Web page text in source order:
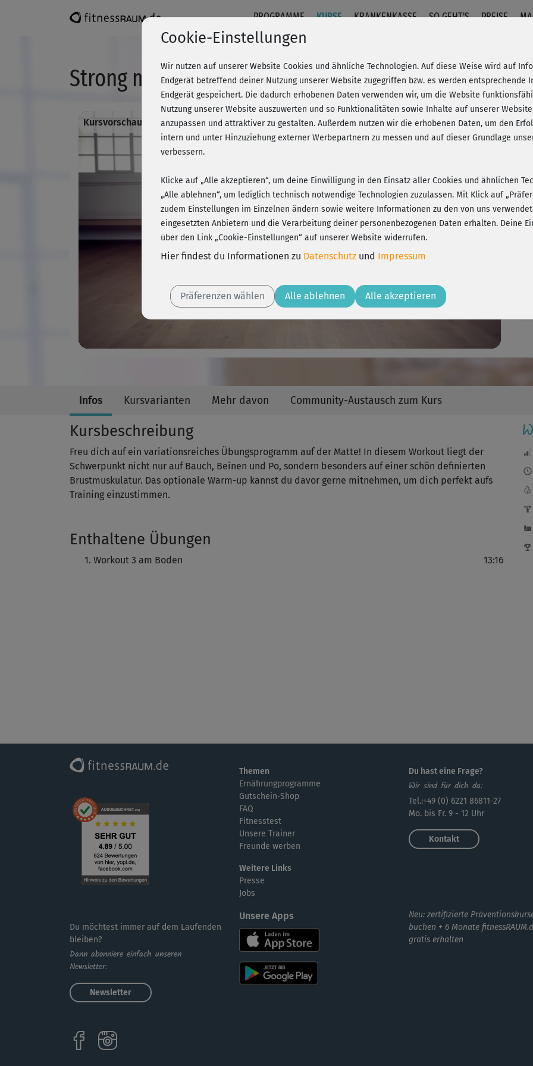
PROGRAMME KURSE KRANKENKASSE SO GEHT'S PREISE
Strong me - Brust & BBP am Boden
Play
Video
Kursvorschau - Anmelden und alles trainieren! 20% Rabatt + Wunsch-Goodie
👍
L
E
🙂
Infos Kursvarianten Mehr davon Community-Austausch zum Kurs
Kursbeschreibung
Freu dich auf ein variationsreiches Übungsprogramm auf der Matte! In diesem Workout liegt der
Schwerpunkt nicht nur auf Bauch, Beinen und Po, sondern besonders auf einer schön definierten
Brustmuskulatur. Das optionale Warm-up kannst du davor gerne mitnehmen, um dich perfekt aufs
Training einzustimmen.
Enthaltene Übungen
Workout 3 am Boden 13:16
Du möchtest immer auf dem Laufenden
bleiben?
Dann abonniere einfach unseren
Newsletter:
Newsletter
Themen
Ernährungprogramme
Gutschein-Shop
FAQ
Fitnesstest
Unsere Trainer
Freunde werben
Weitere Links
Presse
Jobs
Unsere Apps
Du hast eine Frage?
Wir sind für dich da:
Tel.:+49 (0) 6221 86811-27
Mo. bis Fr. 9 - 12 Uhr
Kontakt
Neu: zertifizierte
buchen + 6 Monate
gratis erhalten
Cookie-Einstellungen
Wir nutzen auf unserer Website Cookies und ähnliche Technologien. Auf diese Weise wird auf
Endgerät betreffend deiner Nutzung unserer Website zugegriffen bzw. es werden entsprechende
Endgerät gespeichert. Die dadurch erhobenen Daten verwenden wir, um die Website
Nutzung unserer Website auszuwerten und so Funktionalitäten sowie Inhalte auf unserer
anzupassen und attraktiver zu gestalten. Außerdem nutzen wir die erhobenen Daten, um den
intern und unter Hinzuziehung externer Werbepartnern zu messen und auf dieser Grundlage
verbessern.
Klicke auf „Alle akzeptieren“, um deine Einwilligung in den Einsatz aller Cookies und ähnlichen
„Alle ablehnen“, um lediglich technisch notwendige Technologien zuzulassen. Mit Klick auf
zudem Einstellungen im Einzelnen ändern sowie weitere Informationen zu den von uns
eingesetzten Anbietern und die Verarbeitung deiner personenbezogenen Daten erhalten. Deine
über den Link „Cookie-Einstellungen“ auf unserer Website widerrufen.
Hier findest du Informationen zu Datenschutz und Impressum
Präferenzen wählen Alle ablehnen Alle akzeptieren